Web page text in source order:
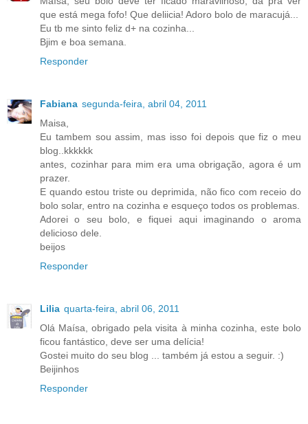
que está mega fofo! Que deliicia! Adoro bolo de maracujá...
Eu tb me sinto feliz d+ na cozinha...
Bjim e boa semana.
Responder
Fabiana segunda-feira, abril 04, 2011
Maisa,
Eu tambem sou assim, mas isso foi depois que fiz o meu
blog..kkkkkk
antes, cozinhar para mim era uma obrigação, agora é um
prazer.
E quando estou triste ou deprimida, não fico com receio do
bolo solar, entro na cozinha e esqueço todos os problemas.
Adorei o seu bolo, e fiquei aqui imaginando o aroma
delicioso dele.
beijos
Responder
Lilia quarta-feira, abril 06, 2011
Olá Maísa, obrigado pela visita à minha cozinha, este bolo
ficou fantástico, deve ser uma delícia!
Gostei muito do seu blog ... também já estou a seguir. :)
Beijinhos
Responder